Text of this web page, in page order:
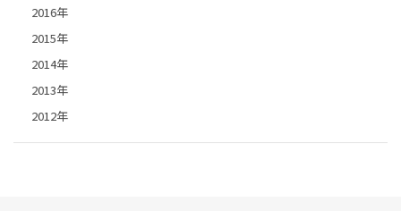
2016年
2015年
2014年
2013年
2012年